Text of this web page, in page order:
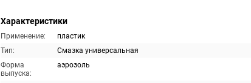
Характеристики
Применение:
пластик
Тип:
Смазка универсальная
Форма
выпуска:
аэрозоль